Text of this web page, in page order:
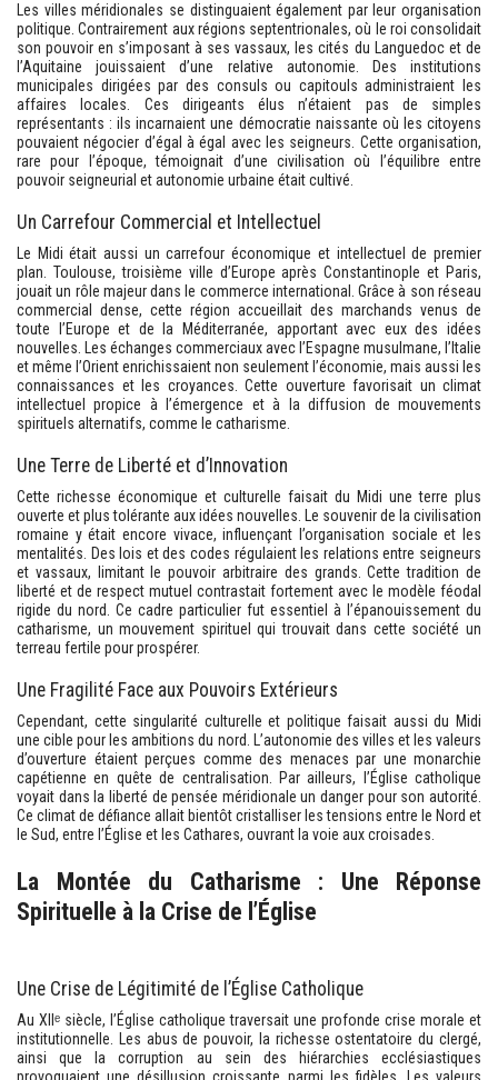
Les villes méridionales se distinguaient également par leur organisation
politique. Contrairement aux régions septentrionales, où le roi consolidait
son pouvoir en s’imposant à ses vassaux, les cités du Languedoc et de
l’Aquitaine jouissaient d’une relative autonomie. Des institutions
municipales dirigées par des consuls ou capitouls administraient les
affaires locales. Ces dirigeants élus n’étaient pas de simples
représentants : ils incarnaient une démocratie naissante où les citoyens
pouvaient négocier d’égal à égal avec les seigneurs. Cette organisation,
rare pour l’époque, témoignait d’une civilisation où l’équilibre entre
pouvoir seigneurial et autonomie urbaine était cultivé.
Un Carrefour Commercial et Intellectuel
Le Midi était aussi un carrefour économique et intellectuel de premier
plan. Toulouse, troisième ville d’Europe après Constantinople et Paris,
jouait un rôle majeur dans le commerce international. Grâce à son réseau
commercial dense, cette région accueillait des marchands venus de
toute l’Europe et de la Méditerranée, apportant avec eux des idées
nouvelles. Les échanges commerciaux avec l’Espagne musulmane, l’Italie
et même l’Orient enrichissaient non seulement l’économie, mais aussi les
connaissances et les croyances. Cette ouverture favorisait un climat
intellectuel propice à l’émergence et à la diffusion de mouvements
spirituels alternatifs, comme le catharisme.
Une Terre de Liberté et d’Innovation
Cette richesse économique et culturelle faisait du Midi une terre plus
ouverte et plus tolérante aux idées nouvelles. Le souvenir de la civilisation
romaine y était encore vivace, influençant l’organisation sociale et les
mentalités. Des lois et des codes régulaient les relations entre seigneurs
et vassaux, limitant le pouvoir arbitraire des grands. Cette tradition de
liberté et de respect mutuel contrastait fortement avec le modèle féodal
rigide du nord. Ce cadre particulier fut essentiel à l’épanouissement du
catharisme, un mouvement spirituel qui trouvait dans cette société un
terreau fertile pour prospérer.
Une Fragilité Face aux Pouvoirs Extérieurs
Cependant, cette singularité culturelle et politique faisait aussi du Midi
une cible pour les ambitions du nord. L’autonomie des villes et les valeurs
d’ouverture étaient perçues comme des menaces par une monarchie
capétienne en quête de centralisation. Par ailleurs, l’Église catholique
voyait dans la liberté de pensée méridionale un danger pour son autorité.
Ce climat de défiance allait bientôt cristalliser les tensions entre le Nord et
le Sud, entre l’Église et les Cathares, ouvrant la voie aux croisades.
La Montée du Catharisme : Une Réponse
Spirituelle à la Crise de l’Église
Une Crise de Légitimité de l’Église Catholique
Au XIIᵉ siècle, l’Église catholique traversait une profonde crise morale et
institutionnelle. Les abus de pouvoir, la richesse ostentatoire du clergé,
ainsi que la corruption au sein des hiérarchies ecclésiastiques